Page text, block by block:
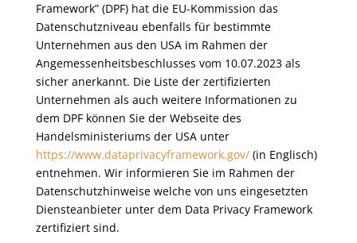
Framework” (DPF) hat die EU-Kommission das
Datenschutzniveau ebenfalls für bestimmte
Unternehmen aus den USA im Rahmen der
Angemessenheitsbeschlusses vom 10.07.2023 als
sicher anerkannt. Die Liste der zertifizierten
Unternehmen als auch weitere Informationen zu
dem DPF können Sie der Webseite des
Handelsministeriums der USA unter
https://www.dataprivacyframework.gov/(in Englisch)
entnehmen. Wir informieren Sie im Rahmen der
Datenschutzhinweise welche von uns eingesetzten
Diensteanbieter unter dem Data Privacy Framework
zertifiziert sind.